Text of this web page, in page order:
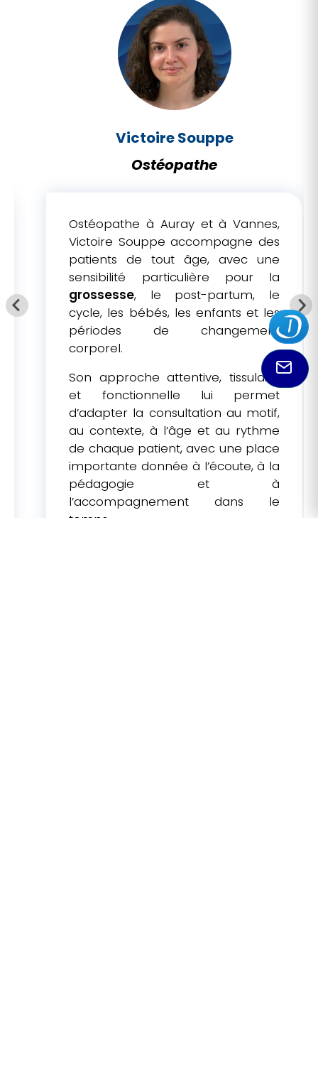
Victoire Souppe
Ostéopathe
Ostéopathe à Auray et à Vannes,
Victoire Souppe accompagne des
patients de tout âge, avec une
sensibilité particulière pour la
grossesse, le post-partum, le
cycle, les bébés, les enfants et les
périodes de changement
corporel.
Son approche attentive, tissulaire
et fonctionnelle lui permet
d’adapter la consultation au motif,
au contexte, à l’âge et au rythme
de chaque patient, avec une place
importante donnée à l’écoute, à la
pédagogie et à
l’accompagnement dans le
temps.